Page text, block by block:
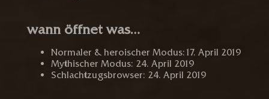
wann öffnet was…
Normaler & heroischer Modus:17. April 2019
Mythischer Modus: 24. April 2019
Schlachtzugsbrowser: 24. April 2019